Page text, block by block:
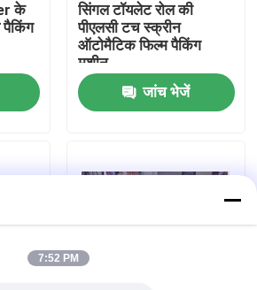
के
सिंगल टॉयलेट रोल की
पीएलसी टच स्क्रीन
ऑटोमैटिक फिल्म पैकिंग
मशीन
जांच भेजें
7:52 PM